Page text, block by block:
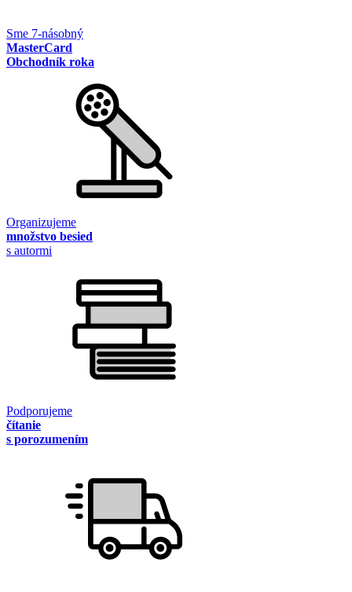
Sme 7-násobný
MasterCard
Obchodník roka
Organizujeme
množstvo besied
s autormi
Podporujeme
čítanie
s porozumením